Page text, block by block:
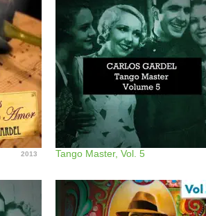
2013 Tango Master, Vol. 5